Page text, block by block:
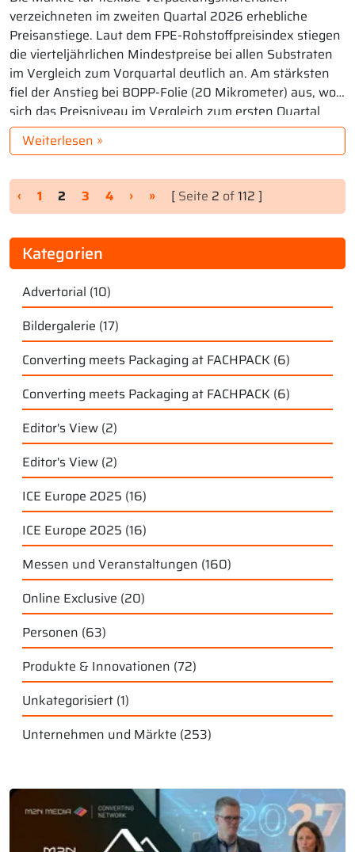
verzeichneten im zweiten Quartal 2026 erhebliche
Preisanstiege. Laut dem FPE-Rohstoffpreisindex stiegen
die vierteljährlichen Mindestpreise bei allen Substraten
im Vergleich zum Vorquartal deutlich an. Am stärksten
fiel der Anstieg bei BOPP-Folie (20 Mikrometer) aus, wo
sich das Preisniveau im Vergleich zum ersten Quartal
fast verdoppelte (+97 %). Auch PET-Folie (12 Mikrometer)
[…]Weiterlesen »
Seitennavigation
‹ Seite
1 Aktuelle Seite
2 Seite
3 Seite
4 › » [ Seite 2 of112 ]
Kategorien
Advertorial (10)
Bildergalerie (17)
Converting meets Packaging at FACHPACK (6)
Converting meets Packaging at FACHPACK (6)
Editor's View (2)
Editor's View (2)
ICE Europe 2025 (16)
ICE Europe 2025 (16)
Messen und Veranstaltungen (160)
Online Exclusive (20)
Personen (63)
Produkte & Innovationen (72)
Unkategorisiert (1)
Unternehmen und Märkte (253)